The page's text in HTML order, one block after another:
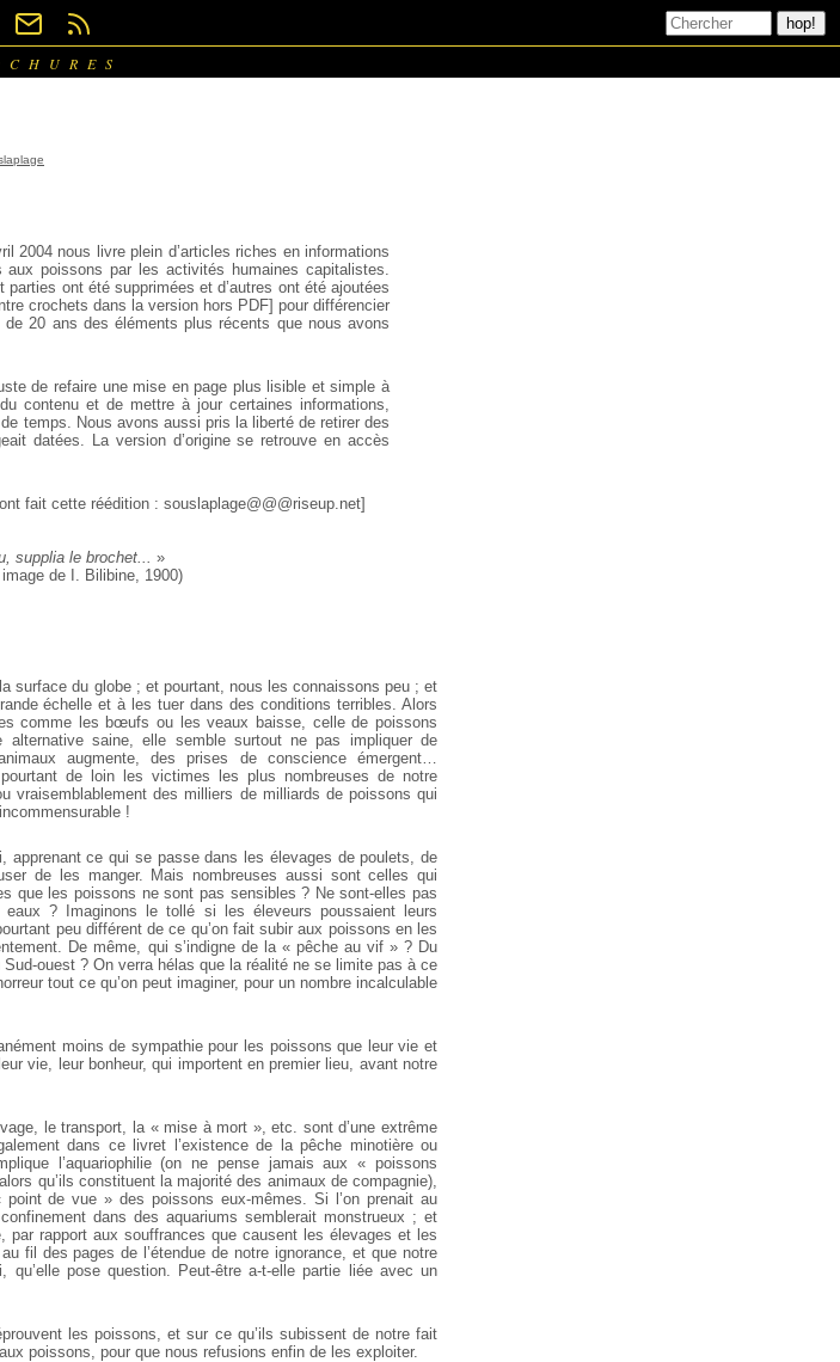
2004 nous livre plein d’articles riches en informations
poissons par les activités humaines capitalistes.
ont été supprimées et d’autres ont été ajoutées
crochets dans la version hors PDF] pour différencier
20 ans des éléments plus récents que nous avons
de refaire une mise en page plus lisible et simple à
contenu et de mettre à jour certaines informations,
temps. Nous avons aussi pris la liberté de retirer des
datées. La version d’origine se retrouve en accès
fait cette réédition : souslaplage@@@riseup.net]
supplia le brochet... »
de I. Bilibine, 1900)
surface du globe ; et pourtant, nous les connaissons peu ; et
échelle et à les tuer dans des conditions terribles. Alors
comme les bœufs ou les veaux baisse, celle de poissons
alternative saine, elle semble surtout ne pas impliquer de
augmente, des prises de conscience émergent…
de loin les victimes les plus nombreuses de notre
vraisemblablement des milliers de milliards de poissons qui
!
apprenant ce qui se passe dans les élevages de poulets, de
de les manger. Mais nombreuses aussi sont celles qui
que les poissons ne sont pas sensibles ? Ne sont-elles pas
? Imaginons le tollé si les éleveurs poussaient leurs
peu différent de ce qu’on fait subir aux poissons en les
De même, qui s’indigne de la « pêche au vif » ? Du
ouest ? On verra hélas que la réalité ne se limite pas à ce
tout ce qu’on peut imaginer, pour un nombre incalculable
moins de sympathie pour les poissons que leur vie et
vie, leur bonheur, qui importent en premier lieu, avant notre
le transport, la « mise à mort », etc. sont d’une extrême
dans ce livret l’existence de la pêche minotière ou
l’aquariophilie (on ne pense jamais aux « poissons
qu’ils constituent la majorité des animaux de compagnie),
de vue » des poissons eux-mêmes. Si l’on prenait au
dans des aquariums semblerait monstrueux ; et
par rapport aux souffrances que causent les élevages et les
fil des pages de l’étendue de notre ignorance, et que notre
pose question. Peut-être a-t-elle partie liée avec un
les poissons, et sur ce qu’ils subissent de notre fait
poissons, pour que nous refusions enfin de les exploiter.